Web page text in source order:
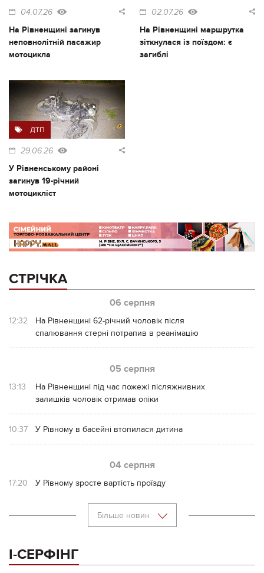
04.07.26
На Рівненщині загинув
неповнолітній пасажир
мотоцикла
02.07.26
На Рівненщині маршрутка
зіткнулася із поїздом: є
загиблі
ДТП
29.06.26
У Рівненському районі
загинув 19-річний
мотоцикліст
СТРІЧКА
06 серпня
12:32
На Рівненщині 62-річний чоловік після
спалювання стерні потрапив в реанімацію
05 серпня
13:13
На Рівненщині під час пожежі післяжнивних
залишків чоловік отримав опіки
10:37 У Рівному в басейні втопилася дитина
04 серпня
17:20 У Рівному зросте вартість проїзду
Більше новин
І-СЕРФІНГ